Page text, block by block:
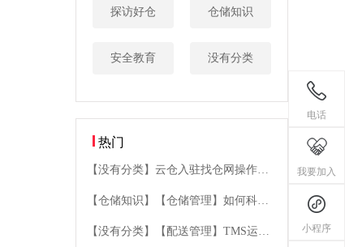
电话
我要加入
小程序
探访好仓 仓储知识
安全教育 没有分类
热门
【没有分类】云仓入驻找仓网操作步
【仓储知识】【仓储管理】如何科学
【没有分类】【配送管理】TMS运输